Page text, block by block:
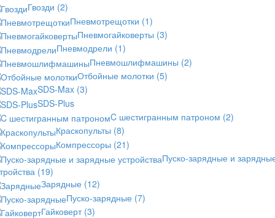
Гвозди (2)
Пневмотрещотки (1)
Пневмогайковерты (3)
Пневмодрели (1)
Пневмошлифмашины (2)
Отбойные молотки (5)
SDS-Max (3)
SDS-Plus
C шестигранным патроном (2)
Краскопульты (8)
Компрессоры (21)
Пуско-зарядные и
(19)
Зарядные (12)
Пуско-зарядные (7)
Гайковерт (3)